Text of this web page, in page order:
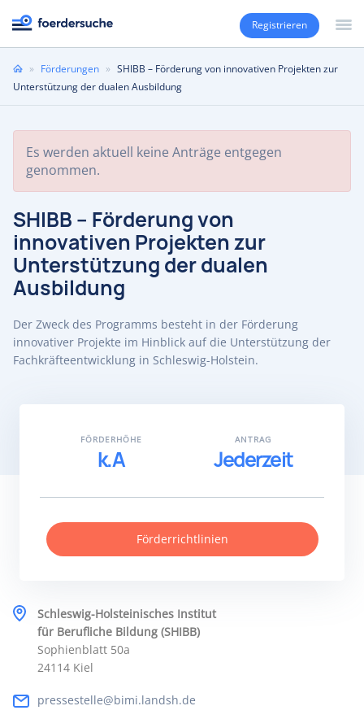
Registrieren
Sie
sind
» Förderungen » SHIBB – Förderung von innovativen Projekten zur
Unterstützung der dualen Ausbildung
Es werden aktuell keine Anträge entgegen
genommen.
SHIBB – Förderung von
innovativen Projekten zur
Unterstützung der dualen
Ausbildung
Der Zweck des Programms besteht in der Förderung
innovativer Projekte im Hinblick auf die Unterstützung der
Fachkräfteentwicklung in Schleswig-Holstein.
Schleswig-Holsteinisches Institut
für Berufliche Bildung (SHIBB)
Sophienblatt 50a
24114 Kiel
pressestelle@bimi.landsh.de
FÖRDERHÖHE
k.A
ANTRAG
Jederzeit
Förderrichtlinien